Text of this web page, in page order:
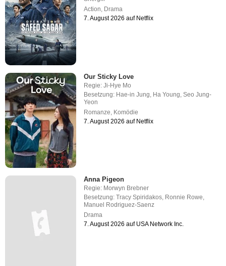
Action, Drama
7. August 2026 auf Netflix
Our Sticky Love
Regie:Ji-Hye Mo
Besetzung: Hae-in Jung Ha Young ,Seo Jung-
Yeon
Romanze Komödie
7. August 2026 auf Netflix
Anna Pigeon
Regie: Morwyn Brebner
Besetzung:Tracy Spiridakos, Ronnie Rowe,
Manuel Rodriguez-Saenz
Drama
7. August 2026 auf USA Network Inc.